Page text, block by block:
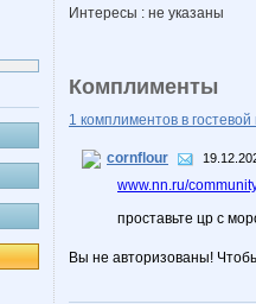
Интересы : не указаны
Комплименты
1 комплиментов в гостевой
cornflour
www.nn.ru/
проставьте цр с
Вы не авторизованы!